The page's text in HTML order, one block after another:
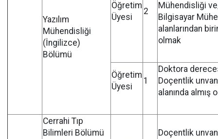
Yazılım
Mühendisliği
(İngilizce)
Bölümü
Öğretim
Üyesi
2
Mühendisliği
Bilgisayar
alanlarından
olmak
Öğretim
Üyesi
1
Doktora
Doçentlik
alanında almış
Cerrahi Tıp
Bilimleri Bölümü
Doçentlik